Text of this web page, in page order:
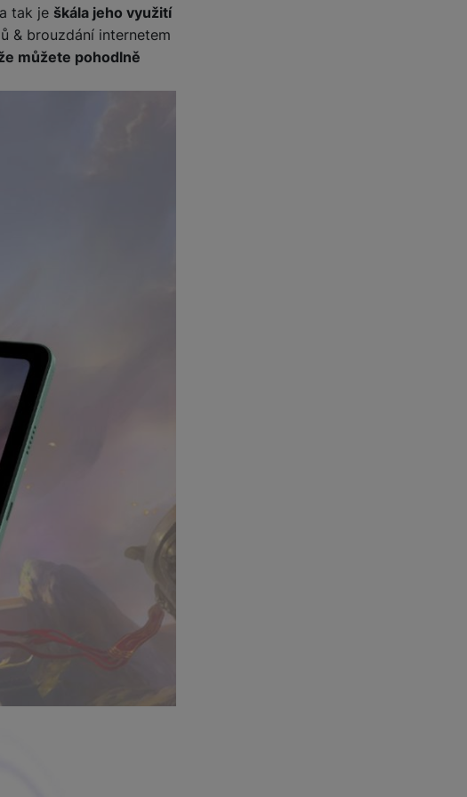
vhodné obsahy nebo reklamy jak
tak je škála jeho využití
& brouzdání internetem
můžete pohodlně